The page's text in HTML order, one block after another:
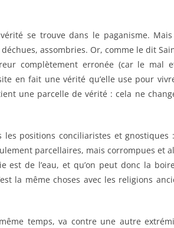
se trouve dans le paganisme.
assombries. Or, comme le dit
complètement erronée (car le mal
en fait une vérité qu’elle use pour
une parcelle de vérité : cela ne
positions conciliaristes et gnostiques
parcellaires, mais corrompues et
est de l’eau, et qu’on peut donc la
la même choses avec les religions
temps, va contre une autre